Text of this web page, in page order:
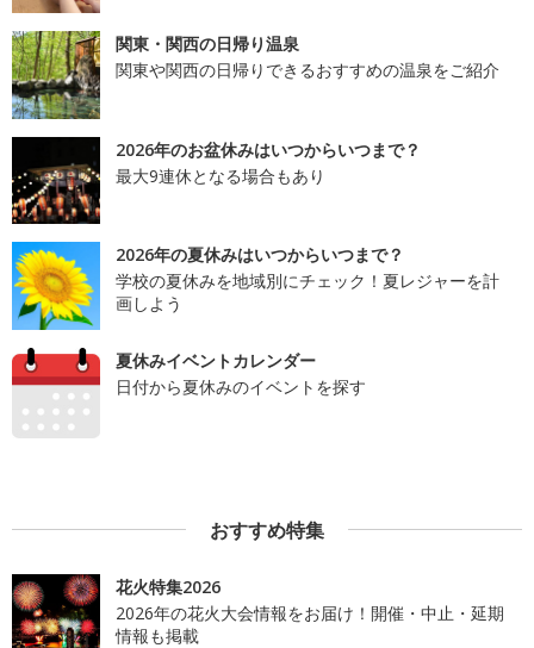
関東・関西の日帰り温泉
関東や関西の日帰りできるおすすめの温泉をご紹介
2026年のお盆休みはいつからいつまで？
最大9連休となる場合もあり
2026年の夏休みはいつからいつまで？
学校の夏休みを地域別にチェック！夏レジャーを計
画しよう
夏休みイベントカレンダー
日付から夏休みのイベントを探す
おすすめ特集
花火特集2026
2026年の花火大会情報をお届け！開催・中止・延期
情報も掲載